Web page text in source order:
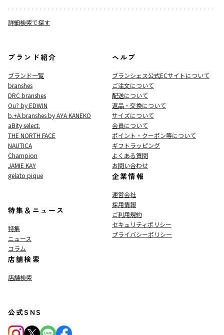
詳細検索で探す
ブランド紹介
ブランド一覧
branshes
DRC branshes
Ou? by EDWIN
b.+A branshes by AYA KANEKO
aBity select.
THE NORTH FACE
NAUTICA
Champion
JAMIE KAY
gelato pique
特集＆ニュース
特集
ニュース
コラム
店舗検索
店舗検索
ヘルプ
ブランシェス公式ECサイトについて
ご注文について
配送について
返品・交換について
サイズについて
会員について
ポイント・クーポン等について
ギフトラッピング
よくある質問
お問い合わせ
企業情報
運営会社
採用情報
ご利用規約
セキュリティポリシー
プライバシーポリシー
公式SNS